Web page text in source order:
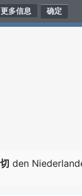
更多信息
den